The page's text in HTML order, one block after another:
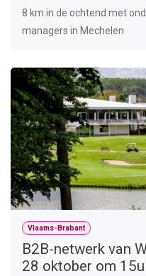
8 km in de ochtend met
managers in Mechelen
Vlaams-Brabant
B2B-netwerk van
28 oktober om 15u